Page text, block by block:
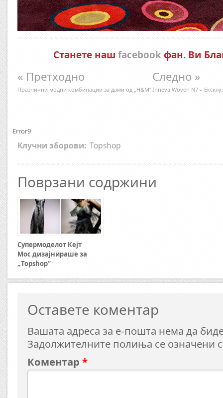
Станете наш facebookфан. Ви
« Претходно
Празнични модни комбинации за дами од „H&M“
Следно »
Inneva Woven N7 –
Error9
Error9
Клучни зборови: Topshop
Поврзани содржини
Супермоделот Кејт
Мос дизајнираше за
„Topshop“
Оставете коментар
Вашата адреса за е-пошта нема да
Задолжителните полиња се означени
Коментар *